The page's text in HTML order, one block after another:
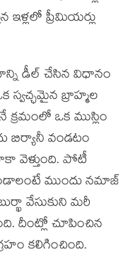
ప్రీమియర్లు
డీల్ చేసిన విధానం
స్వచ్ఛమైన బ్రాహ్మల
ఒక ముస్లిం
బిర్యానీ వండటం
వెళ్తుంది. పోటీ
ముందు నమాజ్
వేసుకుని మరీ
దీంట్లో చూపించిన
కలిగించింది.